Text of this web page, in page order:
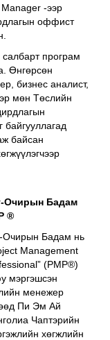
-ээр
оффист
програм
Өнгөрсөн
бизнес аналист,
мөн Төслийн
байсан
Очирын Бадам
®
Очирын Бадам нь
Management
(PMP®)
мэргэшсэн
менежер
Пи Эм Ай
Чаптэрийн
хөгжлийн